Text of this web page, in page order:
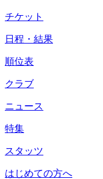
チケット
日程・結果
順位表
クラブ
ニュース
特集
スタッツ
はじめての方へ